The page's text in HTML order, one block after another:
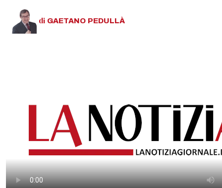
di GAETANO PEDULLÀ